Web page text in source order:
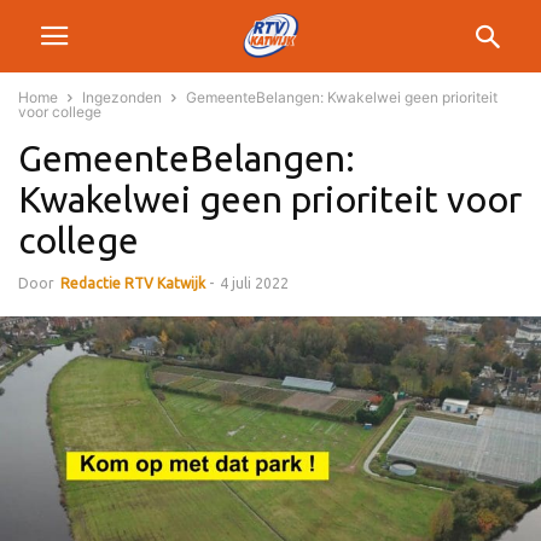
Home Ingezonden
GemeenteBelangen: Kwakelwei geen prioriteit
voor college
GemeenteBelangen:
Kwakelwei geen prioriteit voor
college
Door Redactie RTV Katwijk - 4 juli 2022